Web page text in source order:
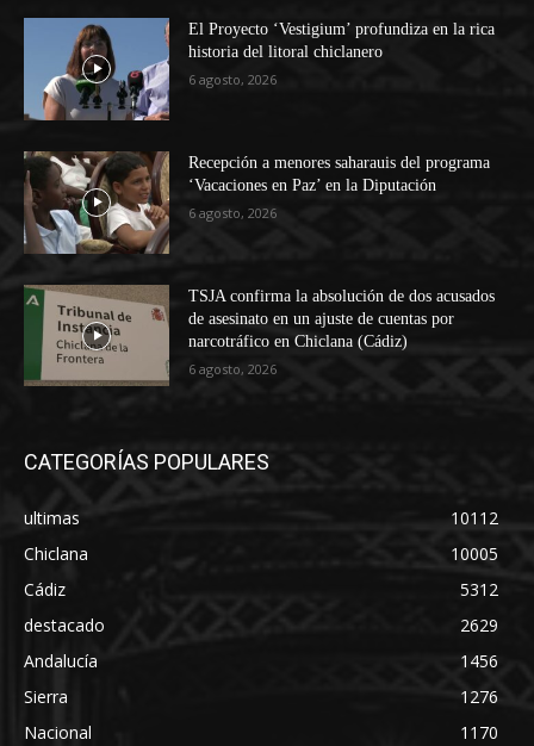
El Proyecto ‘Vestigium’ profundiza en la rica
historia del litoral chiclanero
6 agosto, 2026
Recepción a menores saharauis del programa
‘Vacaciones en Paz’ en la Diputación
6 agosto, 2026
TSJA confirma la absolución de dos acusados
de asesinato en un ajuste de cuentas por
narcotráfico en Chiclana (Cádiz)
6 agosto, 2026
CATEGORÍAS POPULARES
ultimas
10112
Chiclana
10005
Cádiz
5312
destacado
2629
Andalucía
1456
Sierra
1276
Nacional
1170